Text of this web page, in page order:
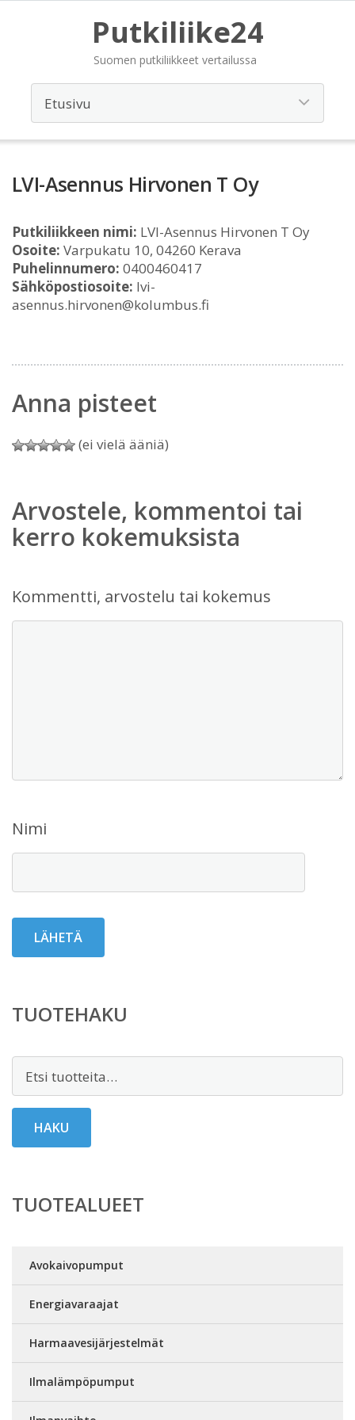
Putkiliike24
Suomen putkiliikkeet vertailussa
LVI-Asennus Hirvonen T Oy
Putkiliikkeen nimi: LVI-Asennus Hirvonen T Oy
Osoite: Varpukatu 10, 04260 Kerava
Puhelinnumero: 0400460417
Sähköpostiosoite: lvi-
asennus.hirvonen@kolumbus.fi
Anna pisteet
(ei vielä ääniä)
Arvostele, kommentoi tai
kerro kokemuksista
Kommentti, arvostelu tai kokemus
Nimi
TUOTEHAKU
HAKU
TUOTEALUEET
Avokaivopumput
Energiavaraajat
Harmaavesijärjestelmät
Ilmalämpöpumput